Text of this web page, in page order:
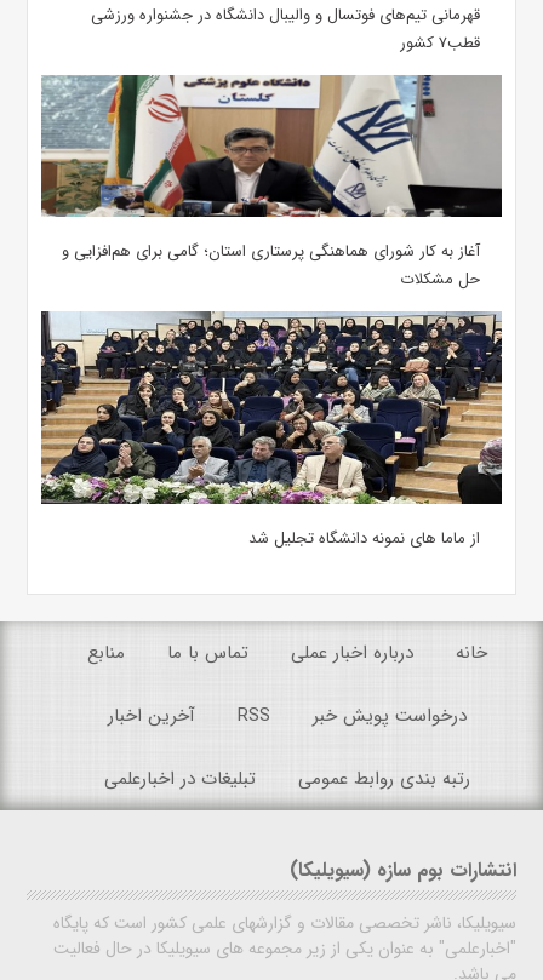
قهرمانی تیم‌های فوتسال و والیبال دانشگاه در جشنواره ورزشی
قطب۷ کشور
آغاز به کار شورای هماهنگی پرستاری استان؛ گامی برای هم‌افزایی و
حل مشکلات
از ماما های نمونه دانشگاه تجلیل شد
خانه درباره اخبار عملی تماس با ما منابع
درخواست پویش خبر RSS آخرین اخبار
رتبه بندی روابط عمومی تبلیغات در اخبارعلمی
انتشارات بوم سازه (سیویلیکا)
سیویلیکا، ناشر تخصصی مقالات و گزارشهای علمی کشور است که پایگاه
"اخبارعلمی" به عنوان یکی از زیر مجموعه های سیویلیکا در حال فعالیت
می باشد.